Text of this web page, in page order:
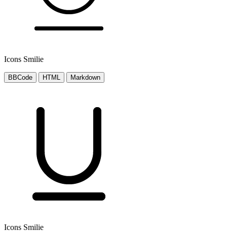
Icons Smilie
BBCode HTML Markdown
Icons Smilie